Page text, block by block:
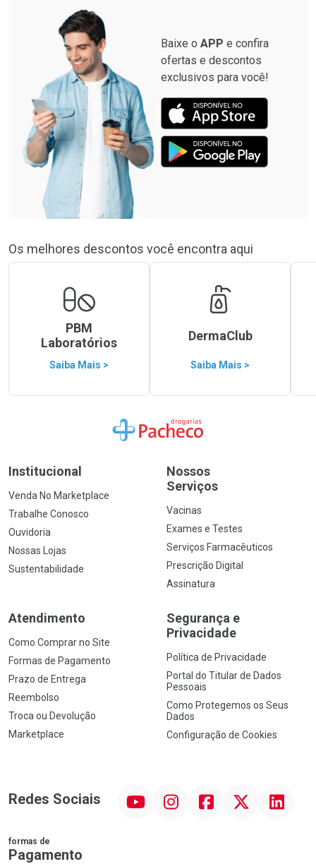
Baixe o APP e confira
ofertas e descontos
exclusivos para você!
Os melhores descontos você encontra aqui
PBM
Laboratórios
Saiba Mais >
DermaClub
Saiba Mais >
Ir para a Home
Institucional
Venda No Marketplace
Trabalhe Conosco
Ouvidoria
Nossas Lojas
Sustentabilidade
Nossos
Serviços
Vacinas
Exames e Testes
Serviços Farmacêuticos
Prescrição Digital
Assinatura
Atendimento
Como Comprar no Site
Formas de Pagamento
Prazo de Entrega
Reembolso
Troca ou Devolução
Marketplace
Segurança e
Privacidade
Política de Privacidade
Portal do Titular de Dados
Pessoais
Como Protegemos os Seus
Dados
Configuração de Cookies
Redes Sociais InstagramFacebook Linkedin
formas de
Pagamento